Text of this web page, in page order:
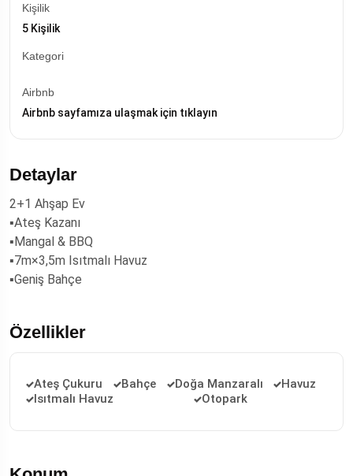
Kişilik
5 Kişilik
Kategori
Airbnb
Airbnb sayfamıza ulaşmak için tıklayın
Detaylar
2+1 Ahşap Ev
▪️Ateş Kazanı
▪️Mangal & BBQ
▪️7m×3,5m Isıtmalı Havuz
▪️Geniş Bahçe
Özellikler
Ateş Çukuru Bahçe Doğa Manzaralı
Havuz
Isıtmalı Havuz
Otopark